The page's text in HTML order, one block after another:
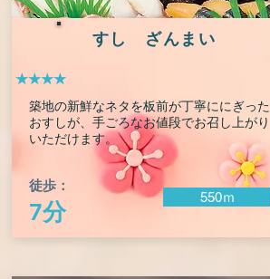
すし ざんまい
★★★★
築地の新鮮なネタを板前が丁寧ににぎった
おすしが、手ごろなお値段でお召し上がり
いただけます。
徒歩：
7分
550ｍ